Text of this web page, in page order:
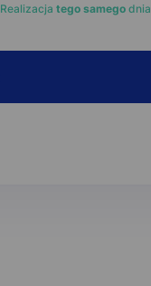
Realizacja tego samegodnia